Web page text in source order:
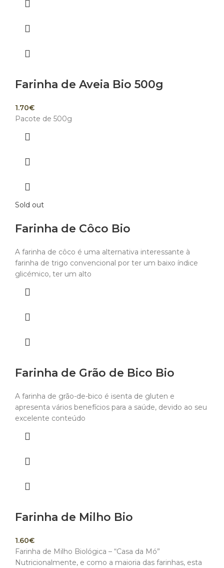
Farinha de Aveia Bio 500g
1.70€
Pacote de 500g
Sold out
Farinha de Côco Bio
A farinha de côco é uma alternativa interessante à
farinha de trigo convencional por ter um baixo índice
glicémico, ter um alto
Farinha de Grão de Bico Bio
A farinha de grão-de-bico é isenta de gluten e
apresenta vários benefícios para a saúde, devido ao seu
excelente conteúdo
Farinha de Milho Bio
1.60€
Farinha de Milho Biológica – “Casa da Mó”
Nutricionalmente, e como a maioria das farinhas, esta